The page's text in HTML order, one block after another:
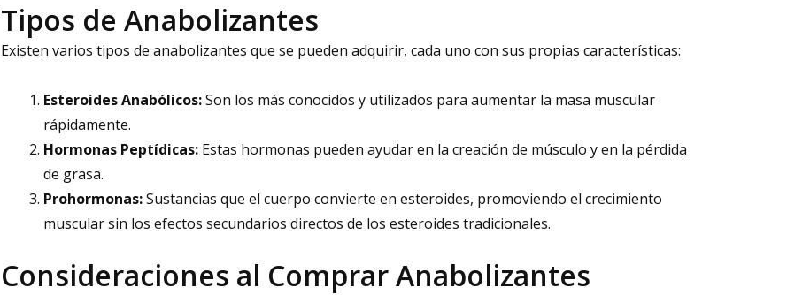
Tipos de Anabolizantes
Existen varios tipos de anabolizantes que se pueden adquirir, cada uno con sus propias características:
Esteroides Anabólicos:Son los más conocidos y utilizados para aumentar la masa muscular
rápidamente.
Hormonas Peptídicas: Estas hormonas pueden ayudar en la creación de músculo y en la pérdida
de grasa.
Prohormonas:Sustancias que el cuerpo convierte en esteroides, promoviendo el crecimiento
muscular sin los efectos secundarios directos de los esteroides tradicionales.
Consideraciones al Comprar Anabolizantes